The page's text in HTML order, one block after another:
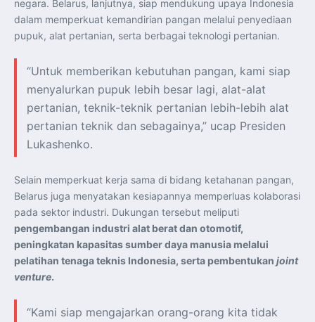
Perkuat Kerja Sama Repatriasi Artefak Budaya
Menteri PKP dan Ketua DEN Perkuat Kolaborasi
Teknologi, Data, dan Pembiayaan Demi Percepatan
Program 3 Juta Rumah
Pendaftaran MagangHub Angkatan II Batch 1 Dibuka
dan Sertifikasi Kompetensi
KASAU Bekali 154 Perwira Remaja AAU 2026, Tekankan
Integritas dan Profesionalisme sebagai Bekal
Pengabdian
Menlu Sugiono Dorong Kemitraan ASEAN–Inggris yang
Lebih Erat Hadapi Tantangan Global
Indonesia Dorong ASEAN dan Uni Eropa Perkuat
Stabilitas Global melalui Kemitraan Strategis
Menlu RI Dorong Kemitraan Ekonomi ASEAN–Korea
Pangan, dan Energi Kawasan
ASEAN dan India Perkuat Ketahanan Kawasan lewat
Kerja Sama Maritim, Ekonomi, dan Kesehatan
BI Pertahankan BI-Rate 5,75 Persen untuk Jaga
Stabilitas dan Dukung Pertumbuhan Ekonomi
Kepala BGN Sudaryono Tegaskan Komitmen Perkuat
Transparansi dan Akuntabilitas Program Makan Bergizi
Gratis
negara. Belarus, lanjutnya, siap mendukung upaya Indonesia
dalam memperkuat kemandirian pangan melalui penyediaan
pupuk, alat pertanian, serta berbagai teknologi pertanian.
“Untuk memberikan kebutuhan pangan, kami siap
menyalurkan pupuk lebih besar lagi, alat-alat
pertanian, teknik-teknik pertanian lebih-lebih alat
pertanian teknik dan sebagainya,” ucap Presiden
Lukashenko.
Selain memperkuat kerja sama di bidang ketahanan pangan,
Belarus juga menyatakan kesiapannya memperluas kolaborasi
pada sektor industri. Dukungan tersebut meliputi
pengembangan industri alat berat dan otomotif,
peningkatan kapasitas sumber daya manusia melalui
pelatihan tenaga teknis Indonesia, serta pembentukan joint
venture.
“Kami siap mengajarkan orang-orang kita tidak